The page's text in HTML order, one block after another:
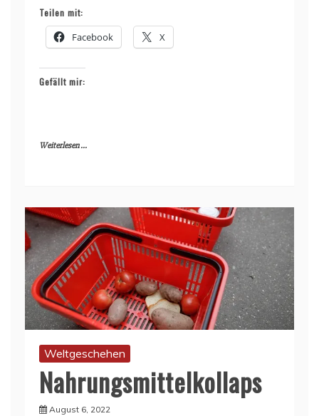
Teilen mit:
Facebook X
Gefällt mir:
Weiterlesen ...
Weltgeschehen
Nahrungsmittelkollaps
August 6, 2022